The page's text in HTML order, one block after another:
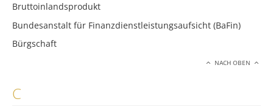
Bruttoinlandsprodukt
Bundesanstalt für Finanzdienstleistungsaufsicht (BaFin)
Bürgschaft
NACH OBEN
C